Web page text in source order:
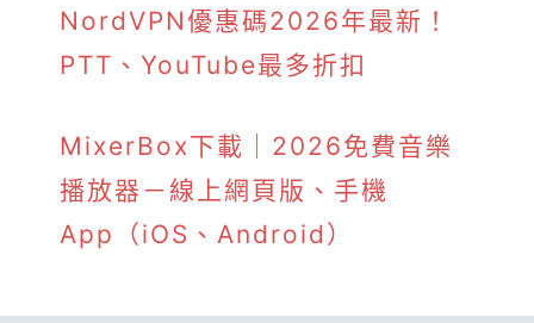
NordVPN優惠碼2026年最新！
PTT、YouTube最多折扣
MixerBox下載｜2026免費音樂
播放器－線上網頁版、手機
App（iOS、Android）